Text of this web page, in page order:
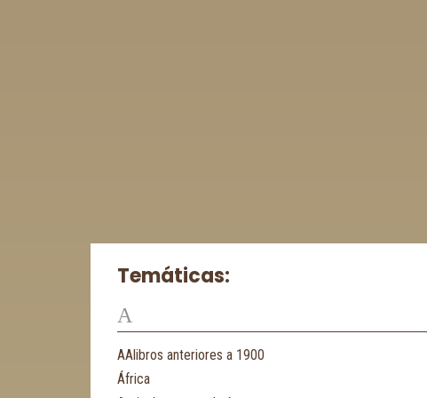
Temáticas:
A
AAlibros anteriores a 1900
África